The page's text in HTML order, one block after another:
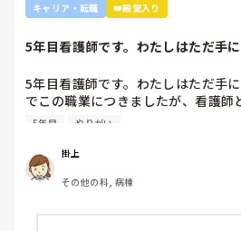
キャリア・転職 👑殿堂入り
5年目看護師です。わたしはただ手
5年目看護師です。わたしはただ手
でこの職業につきましたが、看護師
あまり考えたことがなく、ただ言わ
続けてしまっています。
みなさんはどういったきっかけで看
科についていたりしますか？
笑
5年目 やりがい
掛上
その他の科, 病棟